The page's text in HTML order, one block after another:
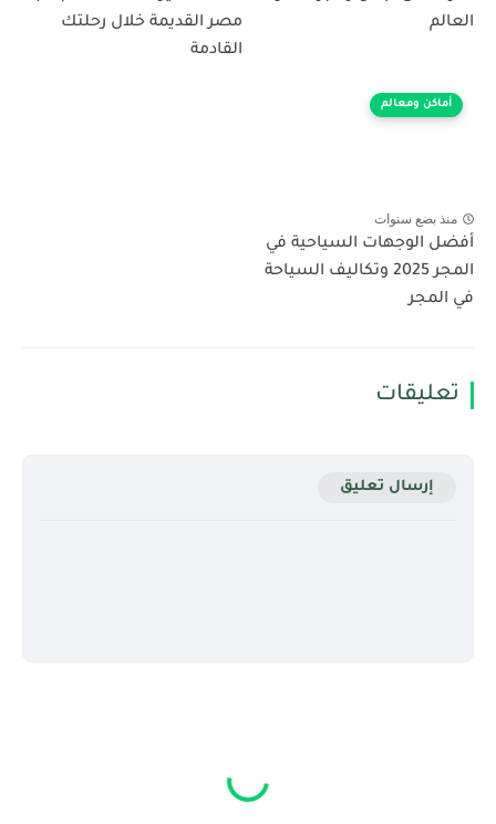
العالم
مصر القديمة خلال رحلتك
القادمة
أماكن ومعالم
منذ بضع سنوات
أفضل الوجهات السياحية في
المجر 2025 وتكاليف السياحة
في المجر
تعليقات
إرسال تعليق